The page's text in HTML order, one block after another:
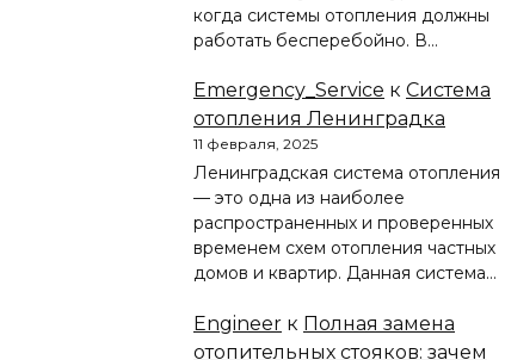
когда системы отопления должны
работать бесперебойно. В…
Emergency_Service к Система
отопления Ленинградка
11 февраля, 2025
Ленинградская система отопления
— это одна из наиболее
распространенных и проверенных
временем схем отопления частных
домов и квартир. Данная система…
Engineer к Полная замена
отопительных стояков: зачем